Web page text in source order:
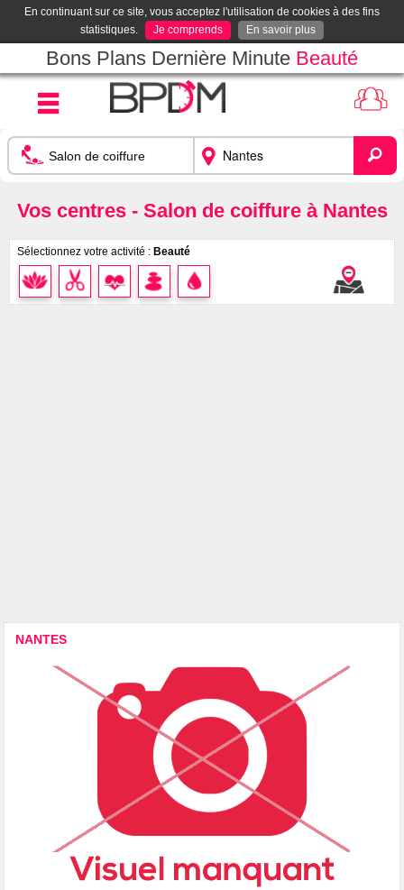
En continuant sur ce site, vous acceptez l'utilisation de cookies à des fins
statistiques.
Je comprends En savoir plus
Bons Plans Dernière Minute Beauté
Vos centres - Salon de coiffure à Nantes
Sélectionnez votre activité : Beauté
NANTES